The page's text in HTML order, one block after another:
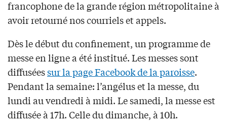
francophone de la grande région métropolitaine à
avoir retourné nos courriels et appels.
Dès le début du confinement, un programme de
messe en ligne a été institué. Les messes sont
diffuséessur la page Facebook de la paroisse.
Pendant la semaine: l’angélus et la messe, du
lundi au vendredi à midi. Le samedi, la messe est
diffusée à 17h. Celle du dimanche, à 10h.